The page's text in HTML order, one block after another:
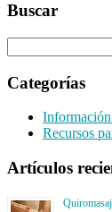
Buscar
Categorías
Recursos
Artículos